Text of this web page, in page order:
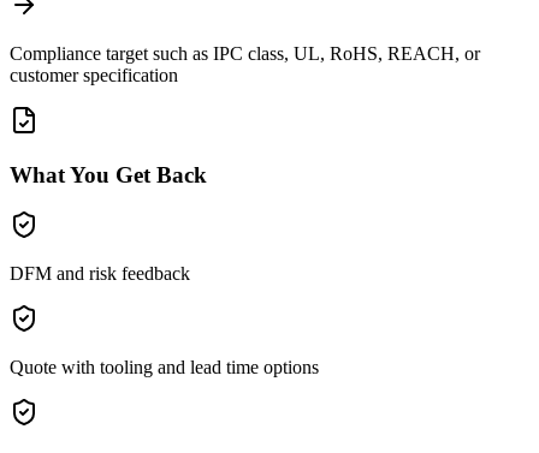
Compliance target such as IPC class, UL, RoHS, REACH, or
customer specification
What You Get Back
DFM and risk feedback
Quote with tooling and lead time options